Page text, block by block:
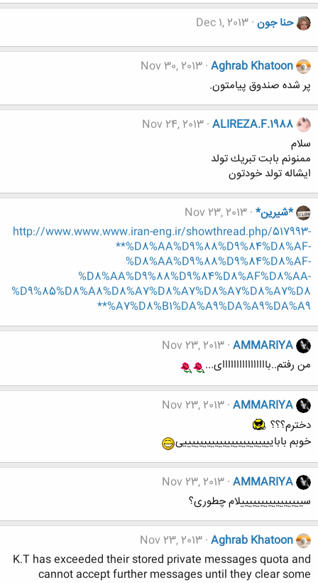
حنا جون Dec 1, 2013
Aghrab Khatoon
Nov 30, 2013
پر شده صندوق پیامتون.
ALIREZA.F.1988
Nov 24, 2013
سلام
ممنونم بابت تبريك تولد
ايشاله تولد خودتون
*شیرین* Nov 23, 2013
http://www.www.www.iran-eng.ir/showthread.php/517993-
**%D8%AA%D9%88%D9%84%D8%AF-
%D8%AA%D9%88%D9%84%D8%AF-
%D8%AA%D9%88%D9%84%D8%AF%D8%AA-
%D9%85%D8%A8%D8%A7%D8%A7%D8%A7%D8%A7%D8
%A7%D8%B1%DA%A9%DA%A9%DA%A9**
AMMARIYA
Nov 23, 2013
من رفتم..باااااااااااااااای...
AMMARIYA
Nov 23, 2013
دخترم؟؟؟
خوبم بابایییییییییییییییییییییییی
AMMARIYA
Nov 23, 2013
سییییییییییییییییلام چطوری؟
Aghrab Khatoon
Nov 23, 2013
K.T has exceeded their stored private messages quota and
cannot accept further messages until they clear some